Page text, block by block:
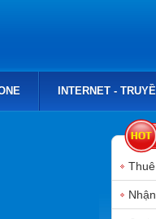
INTERNET -